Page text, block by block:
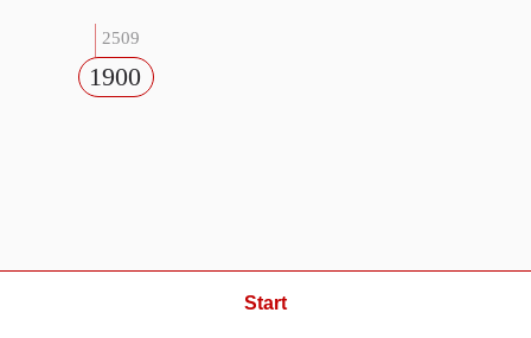
2509
1900
Start